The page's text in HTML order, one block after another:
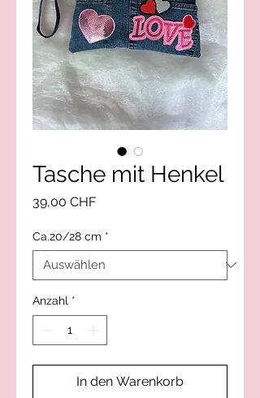
Tasche mit Henkel
39,00 CHFPreis
Ca.20/28 cm *
Anzahl *
In den Warenkorb